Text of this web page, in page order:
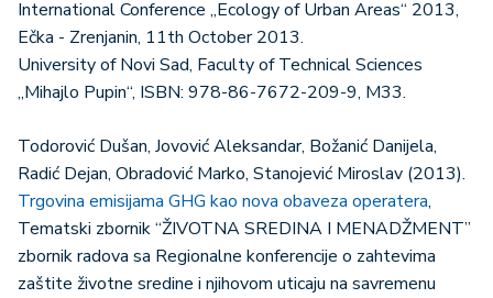
International Conference „Ecology of Urban Areas“ 2013,
Ečka - Zrenjanin, 11th October 2013.
University of Novi Sad, Faculty of Technical Sciences
„Mihajlo Pupin“, ISBN: 978-86-7672-209-9, M33.
Todorović Dušan, Jovović Aleksandar, Božanić Danijela,
Radić Dejan, Obradović Marko, Stanojević Miroslav (2013).
Trgovina emisijama GHG kao nova obaveza operatera,
Tematski zbornik “ŽIVOTNA SREDINA I MENADŽMENT”
zbornik radova sa Regionalne konferencije o zahtevima
zaštite životne sredine i njihovom uticaju na savremenu